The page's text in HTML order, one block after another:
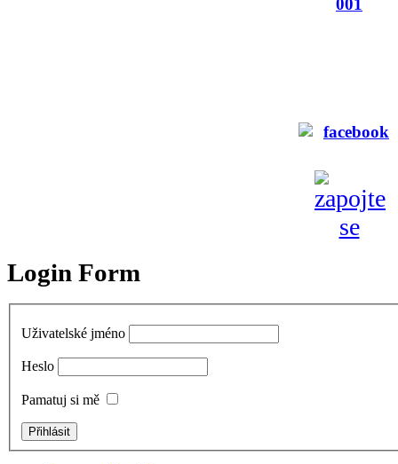
Login Form
Uživatelské jméno
Heslo
Pamatuj si mě